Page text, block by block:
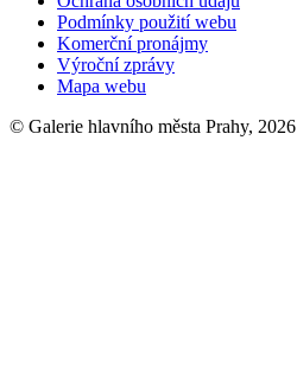
Podmínky použití webu
Komerční pronájmy
Výroční zprávy
Mapa webu
© Galerie hlavního města Prahy, 2026